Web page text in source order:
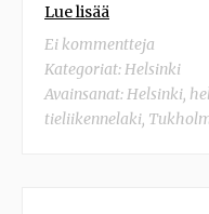
Lue lisää
Ei kommentteja
Kategoriat:Helsinki
Avainsanat:Helsinki,
tieliikennelaki,